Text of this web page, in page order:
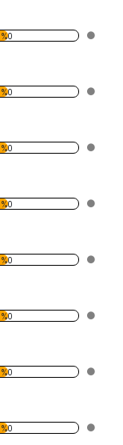
%0
%0
%0
%0
%0
%0
%0
%0